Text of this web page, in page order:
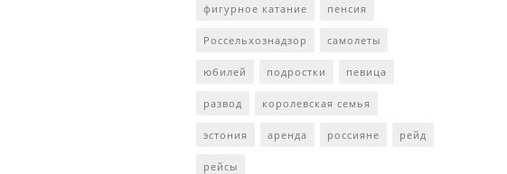
фигурное катание пенсия
Россельхознадзор самолеты
юбилей подростки певица
развод королевская семья
эстония аренда россияне рейд
рейсы